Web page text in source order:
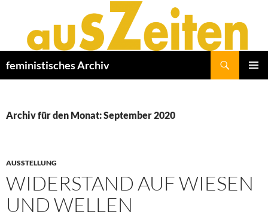
springen
feministisches Archiv
Archiv für den Monat: September 2020
AUSSTELLUNG
WIDERSTAND AUF WIESEN
UND WELLEN